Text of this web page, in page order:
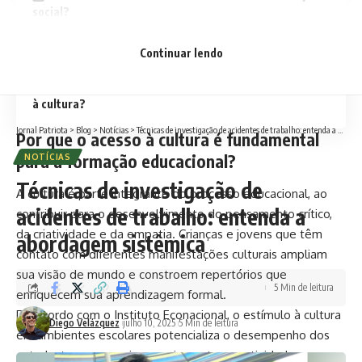
periferias e regiões menos favorecidas?
à cultura?
Por que o acesso à cultura é fundamental
para a formação educacional?
A cultura é parte integrante do processo educacional, ao
contribuir para o desenvolvimento do pensamento crítico,
da criatividade e da empatia. Crianças e jovens que têm
contato com diferentes manifestações culturais ampliam
sua visão de mundo e constroem repertórios que
enriquecem sua aprendizagem formal.
De acordo com o Instituto Econacional, o estímulo à cultura
em ambientes escolares potencializa o desempenho dos
estudantes, gera maior engajamento nas atividades
Continuar lendo
Jornal Patriota > Blog > Notícias >Técnicas de investigação de acidentes de trabalho: entenda a abordagem sistêmica
NOTÍCIAS
Técnicas de investigação de
acidentes de trabalho: entenda a
abordagem sistêmica
Diego Velázquez julho 10, 2025 5 Min de leitura
5 Min de leitura